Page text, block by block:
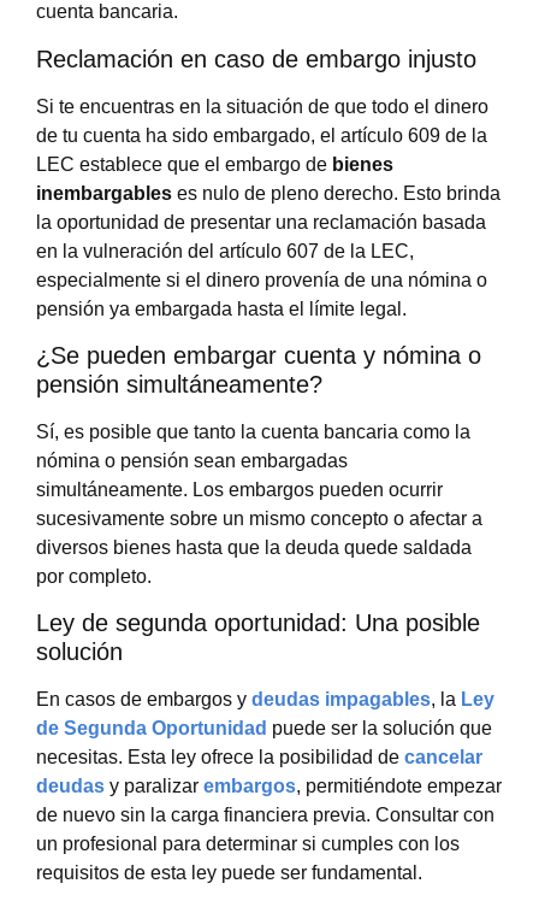
cuenta bancaria.
Reclamación en caso de embargo injusto
Si te encuentras en la situación de que todo el dinero
de tu cuenta ha sido embargado, el artículo 609 de la
LEC establece que el embargo de bienes
inembargables es nulo de pleno derecho. Esto brinda
la oportunidad de presentar una reclamación basada
en la vulneración del artículo 607 de la LEC,
especialmente si el dinero provenía de una nómina o
pensión ya embargada hasta el límite legal.
¿Se pueden embargar cuenta y nómina o
pensión simultáneamente?
Sí, es posible que tanto la cuenta bancaria como la
nómina o pensión sean embargadas
simultáneamente. Los embargos pueden ocurrir
sucesivamente sobre un mismo concepto o afectar a
diversos bienes hasta que la deuda quede saldada
por completo.
Ley de segunda oportunidad: Una posible
solución
En casos de embargos y deudas impagables, la Ley
de Segunda Oportunidad puede ser la solución que
necesitas. Esta ley ofrece la posibilidad de cancelar
deudas y paralizar embargos, permitiéndote empezar
de nuevo sin la carga financiera previa. Consultar con
un profesional para determinar si cumples con los
requisitos de esta ley puede ser fundamental.